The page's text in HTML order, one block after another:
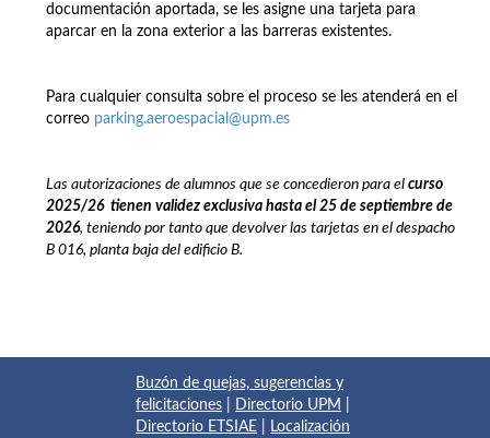
documentación aportada, se les asigne una tarjeta para
aparcar en la zona exterior a las barreras existentes.
Para cualquier consulta sobre el proceso se les atenderá en el
correo parking.aeroespacial@upm.es
Las autorizaciones de alumnos que se concedieron para el curso
2025/26 tienen validez exclusiva hasta el 25 de septiembre de
2026, teniendo por tanto que devolver las tarjetas en el despacho
B 016, planta baja del edificio B.
Buzón de quejas, sugerencias y
felicitaciones
Directorio UPM
Directorio ETSIAE
Localización